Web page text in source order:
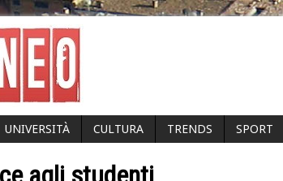
UNIVERSITÀ CULTURA TRENDS SPORT